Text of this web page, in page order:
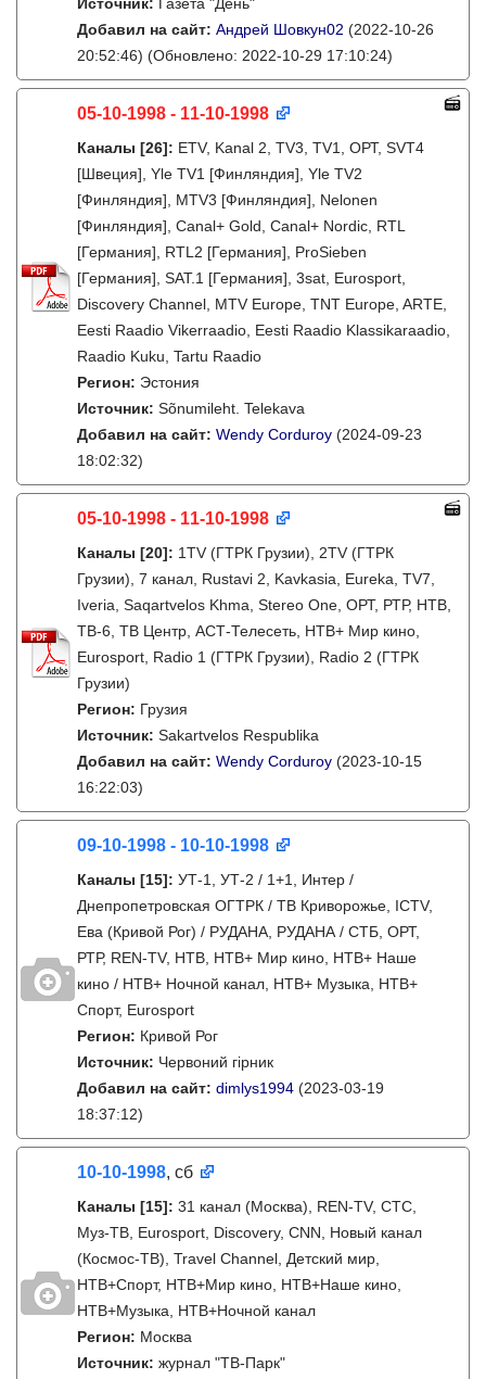
Добавил на сайт: Андрей Шовкун02 (2022-10-26
20:52:46) (Обновлено: 2022-10-29 17:10:24)
05-10-1998 - 11-10-1998
Каналы [26]: ETV, Kanal 2, TV3, TV1, ОРТ, SVT4
[Швеция], Yle TV1 [Финляндия], Yle TV2
[Финляндия], MTV3 [Финляндия], Nelonen
[Финляндия], Canal+ Gold, Canal+ Nordic, RTL
[Германия], RTL2 [Германия], ProSieben
[Германия], SAT.1 [Германия], 3sat, Eurosport,
Discovery Channel, MTV Europe, TNT Europe, ARTE,
Eesti Raadio Vikerraadio, Eesti Raadio Klassikaraadio,
Raadio Kuku, Tartu Raadio
Регион: Эстония
Источник: Sõnumileht. Telekava
Добавил на сайт: Wendy Corduroy (2024-09-23
18:02:32)
05-10-1998 - 11-10-1998
Каналы [20]: 1TV (ГТРК Грузии), 2TV (ГТРК
Грузии), 7 канал, Rustavi 2, Kavkasia, Eureka, TV7,
Iveria, Saqartvelos Khma, Stereo One, ОРТ, РТР, НТВ,
ТВ-6, ТВ Центр, АСТ-Телесеть, НТВ+ Мир кино,
Eurosport, Radio 1 (ГТРК Грузии), Radio 2 (ГТРК
Грузии)
Регион: Грузия
Источник: Sakartvelos Respublika
Добавил на сайт: Wendy Corduroy (2023-10-15
16:22:03)
09-10-1998 - 10-10-1998
Каналы [15]: УТ-1, УТ-2 / 1+1, Интер /
Днепропетровская ОГТРК / ТВ Криворожье, ICTV,
Ева (Кривой Рог) / РУДАНА, РУДАНА / СТБ, ОРТ,
РТР, REN-TV, НТВ, НТВ+ Мир кино, НТВ+ Наше
кино / НТВ+ Ночной канал, НТВ+ Музыка, НТВ+
Спорт, Eurosport
Регион: Кривой Рог
Источник: Червоний гірник
Добавил на сайт: dimlys1994 (2023-03-19
18:37:12)
10-10-1998, сб
Каналы [15]: 31 канал (Москва), REN-TV, СТС,
Муз-ТВ, Eurosport, Discovery, CNN, Новый канал
(Космос-ТВ), Travel Channel, Детский мир,
НТВ+Спорт, НТВ+Мир кино, НТВ+Наше кино,
НТВ+Музыка, НТВ+Ночной канал
Регион: Москва
Источник: журнал "ТВ-Парк"